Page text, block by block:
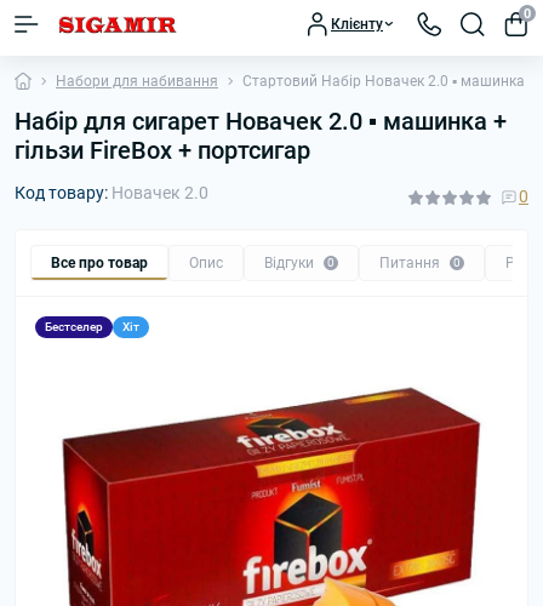
Клієнту
0
Набори для набивання Стартовий Набір Новачек 2.0 ▪ машинка +
Набір для сигарет Новачек 2.0 ▪ машинка +
гільзи FireBox + портсигар
Код товару: Новачек 2.0 0
Все про товар Опис Відгуки 0 Питання 0
Бестселер Хіт